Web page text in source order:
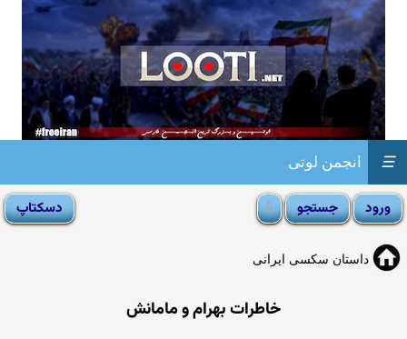
انجمن لوتی ☰
داستان سکسی ایرانی
خاطرات بهرام و مامانش